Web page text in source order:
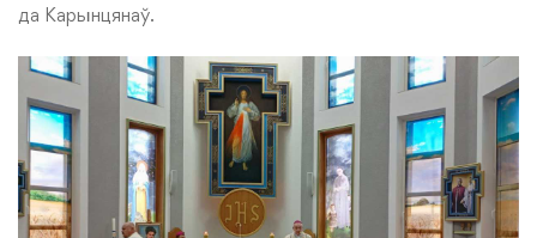
да Карынцянаў.